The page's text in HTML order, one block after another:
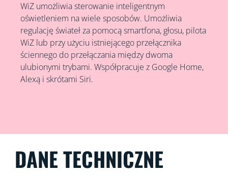
WiZ umożliwia sterowanie inteligentnym
oświetleniem na wiele sposobów. Umożliwia
regulację świateł za pomocą smartfona, głosu, pilota
WiZ lub przy użyciu istniejącego przełącznika
ściennego do przełączania między dwoma
ulubionymi trybami. Współpracuje z Google Home,
Alexą i skrótami Siri.
DANE TECHNICZNE